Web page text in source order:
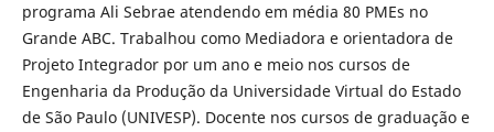
programa Ali Sebrae atendendo em média 80 PMEs no
Grande ABC. Trabalhou como Mediadora e orientadora de
Projeto Integrador por um ano e meio nos cursos de
Engenharia da Produção da Universidade Virtual do Estado
de São Paulo (UNIVESP). Docente nos cursos de graduação e